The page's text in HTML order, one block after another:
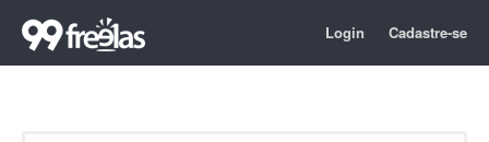
Login Cadastre-se